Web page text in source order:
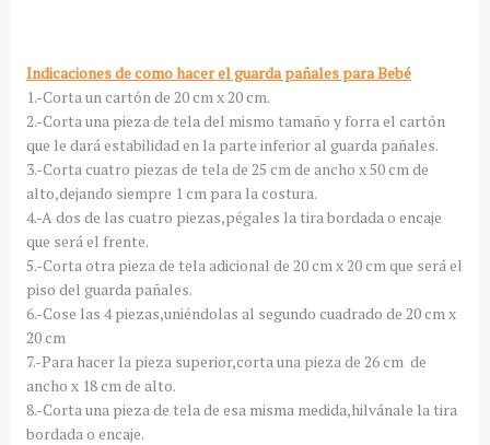
Indicaciones de como hacer el guarda pañales para Bebé
1.-Corta un cartón de 20 cm x 20 cm.
2.-Corta una pieza de tela del mismo tamaño y forra el cartón
que le dará estabilidad en la parte inferior al guarda pañales.
3.-Corta cuatro piezas de tela de 25 cm de ancho x 50 cm de
alto,dejando siempre 1 cm para la costura.
4.-A dos de las cuatro piezas,pégales la tira bordada o encaje
que será el frente.
5.-Corta otra pieza de tela adicional de 20 cm x 20 cm que será el
piso del guarda pañales.
6.-Cose las 4 piezas,uniéndolas al segundo cuadrado de 20 cm x
20 cm
7.-Para hacer la pieza superior,corta una pieza de 26 cm de
ancho x 18 cm de alto.
8.-Corta una pieza de tela de esa misma medida,hilvánale la tira
bordada o encaje.